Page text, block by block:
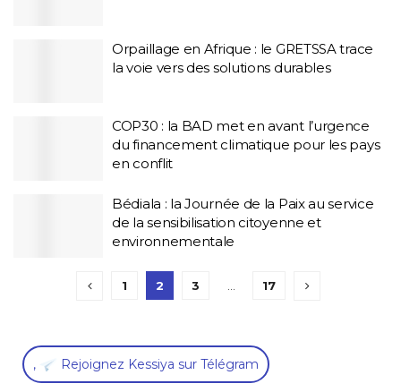
Orpaillage en Afrique : le GRETSSA trace
la voie vers des solutions durables
COP30 : la BAD met en avant l’urgence
du financement climatique pour les pays
en conflit
Bédiala : la Journée de la Paix au service
de la sensibilisation citoyenne et
environnementale
1 2 3 17
, Rejoignez Kessiya sur Télégram